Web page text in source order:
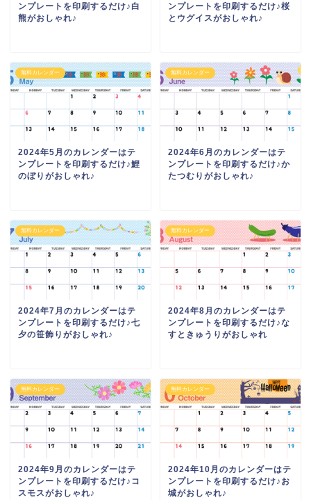
ンプレートを印刷するだけ♪白
熊がおしゃれ♪
ンプレートを印刷するだけ♪桜
とウグイスがおしゃれ♪
無料カレンダー
2024年5月のカレンダーはテ
ンプレートを印刷するだけ♪鯉
のぼりがおしゃれ♪
無料カレンダー
2024年6月のカレンダーはテ
ンプレートを印刷するだけ♪か
たつむりがおしゃれ♪
無料カレンダー
2024年7月のカレンダーはテ
ンプレートを印刷するだけ♪七
夕の笹飾りがおしゃれ♪
無料カレンダー
2024年8月のカレンダーはテ
ンプレートを印刷するだけ♪な
すときゅうりがおしゃれ
無料カレンダー
2024年9月のカレンダーはテ
ンプレートを印刷するだけ♪コ
スモスがおしゃれ♪
無料カレンダー
2024年10月のカレンダーはテ
ンプレートを印刷するだけ♪お
城がおしゃれ♪